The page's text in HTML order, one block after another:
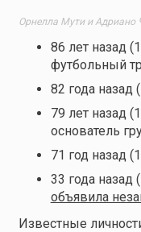
Орнелла Мути и Адриано
86 лет назад
футбольный
82 года назад
79 лет назад
основатель
71 год назад
33 года назад
объявила
Известные